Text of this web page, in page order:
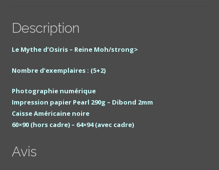
Description
Le Mythe d’Osiris – Reine Moh/strong>
Nombre d’exemplaires : (5+2)
Photographie numérique
Impression papier Pearl 290g – Dibond 2mm
Caisse Américaine noire
60×90 (hors cadre) – 64×94 (avec cadre)
Avis